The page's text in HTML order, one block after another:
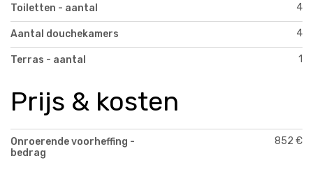
Toiletten - aantal 4
Aantal douchekamers 4
Terras - aantal 1
Prijs & kosten
Onroerende voorheffing -
bedrag
852 €